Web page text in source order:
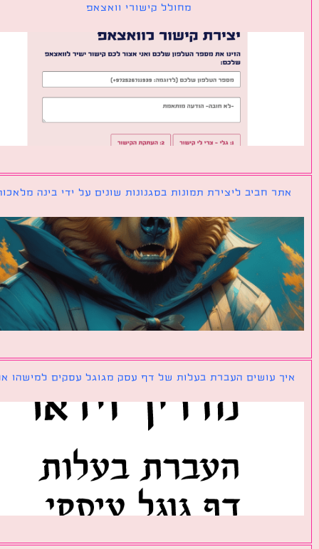
מחולל קישורי וואצאפ
חביב ליצירת תמונות בסגנונות שונים על ידי בינה מלאכותית
עושים העברת בעלות של דף עסק מגוגל עסקים למישהו אחר?